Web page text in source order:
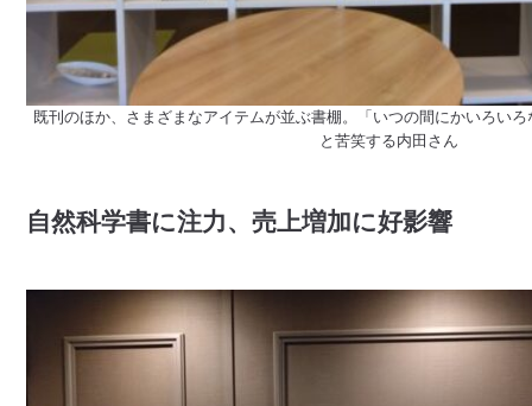
既刊のほか、さまざまなアイテムが並ぶ書棚。「いつの間にかいろい
と苦笑する内田さん
自然科学書に注力、売上増加に好影響